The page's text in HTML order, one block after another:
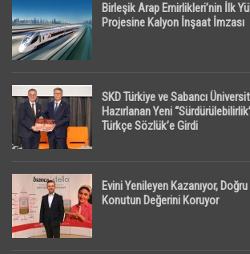
Birleşik Arap Emirlikleri’nin İlk
Projesine Kalyon İnşaat İmzası
SKD Türkiye ve Sabancı
Hazırlanan Yeni
Türkçe Sözlük’e Girdi
Evini Yenileyen Kazanıyor,
Konutun Değerini Koruyor